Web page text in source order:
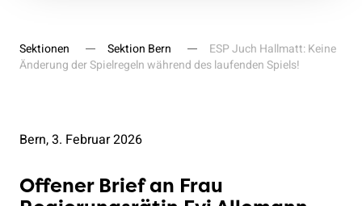
Sektionen Sektion Bern
ESP Juch Hallmatt: Keine
Änderung der Spielregeln während des laufenden Spiels!
Bern, 3. Februar 2026
Offener Brief an Frau